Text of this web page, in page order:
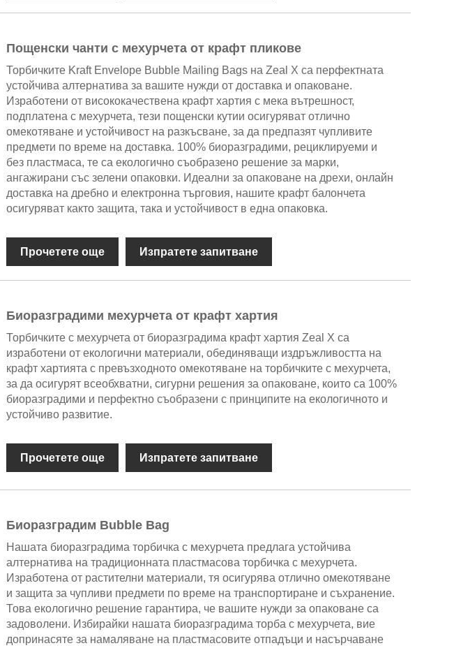
Пощенски чанти с мехурчета от крафт пликове
Торбичките Kraft Envelope Bubble Mailing Bags на Zeal X са перфектната
устойчива алтернатива за вашите нужди от доставка и опаковане.
Изработени от висококачествена крафт хартия с мека вътрешност,
подплатена с мехурчета, тези пощенски кутии осигуряват отлично
омекотяване и устойчивост на разкъсване, за да предпазят чупливите
предмети по време на доставка. 100% биоразградими, рециклируеми и
без пластмаса, те са екологично съобразено решение за марки,
ангажирани със зелени опаковки. Идеални за опаковане на дрехи, онлайн
доставка на дребно и електронна търговия, нашите крафт балончета
осигуряват както защита, така и устойчивост в една опаковка.
Прочетете още Изпратете запитване
Биоразградими мехурчета от крафт хартия
Торбичките с мехурчета от биоразградима крафт хартия Zeal X са
изработени от екологични материали, обединяващи издръжливостта на
крафт хартията с превъзходното омекотяване на торбичките с мехурчета,
за да осигурят всеобхватни, сигурни решения за опаковане, които са 100%
биоразградими и перфектно съобразени с принципите на екологичното и
устойчиво развитие.
Прочетете още Изпратете запитване
Биоразградим Bubble Bag
Нашата биоразградима торбичка с мехурчета предлага устойчива
алтернатива на традиционната пластмасова торбичка с мехурчета.
Изработена от растителни материали, тя осигурява отлично омекотяване
и защита за чупливи предмети по време на транспортиране и съхранение.
Това екологично решение гарантира, че вашите нужди за опаковане са
задоволени. Избирайки нашата биоразградима торба с мехурчета, вие
допринасяте за намаляване на пластмасовите отпадъци и насърчаване